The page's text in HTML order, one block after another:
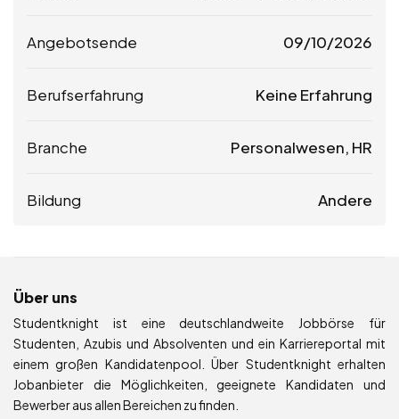
Angebotsende 09/10/2026
Berufserfahrung Keine Erfahrung
Branche Personalwesen, HR
Bildung Andere
Über uns
Studentknight ist eine deutschlandweite Jobbörse für
Studenten, Azubis und Absolventen und ein Karriereportal mit
einem großen Kandidatenpool. Über Studentknight erhalten
Jobanbieter die Möglichkeiten, geeignete Kandidaten und
Bewerber aus allen Bereichen zu finden.